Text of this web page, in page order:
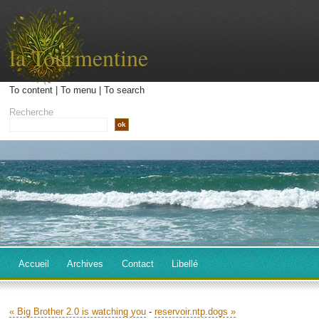
la Tourmentine
To content| To menu| To search
Recherche
Accueil Archives Contact Libellé
« Big Brother 2.0 is watching you - reservoir.ntp.dogs »